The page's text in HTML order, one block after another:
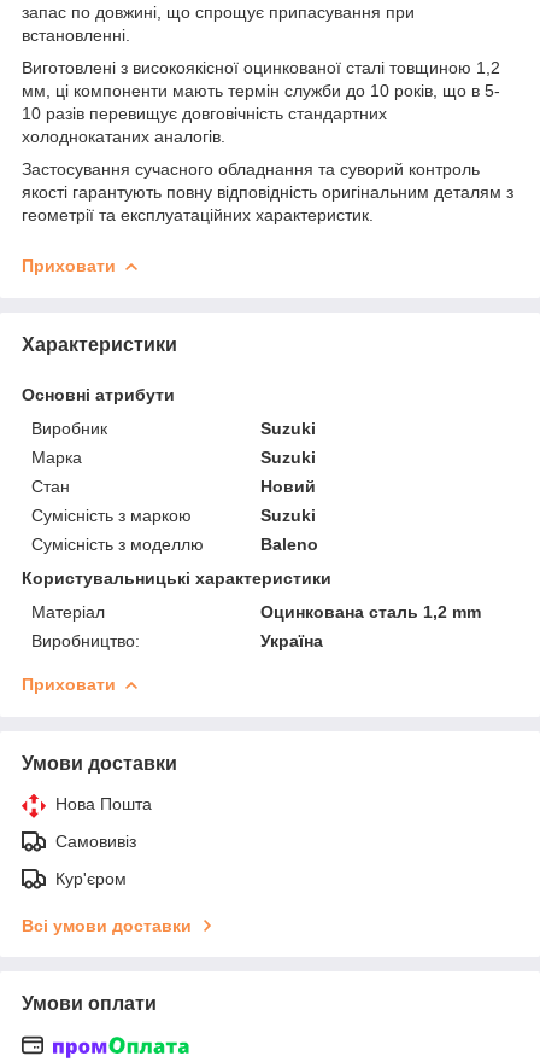
запас по довжині, що спрощує припасування при
встановленні.
Виготовлені з високоякісної оцинкованої сталі товщиною 1,2
мм, ці компоненти мають термін служби до 10 років, що в 5-
10 разів перевищує довговічність стандартних
холоднокатаних аналогів.
Застосування сучасного обладнання та суворий контроль
якості гарантують повну відповідність оригінальним деталям з
геометрії та експлуатаційних характеристик.
Приховати
Характеристики
Основні атрибути
Виробник
Suzuki
Марка
Suzuki
Стан
Новий
Сумісність з маркою
Suzuki
Сумісність з моделлю
Baleno
Користувальницькі характеристики
Матеріал
Оцинкована сталь 1,2 mm
Виробництво:
Україна
Приховати
Умови доставки
Нова Пошта
Самовивіз
Кур'єром
Всі умови доставки
Умови оплати